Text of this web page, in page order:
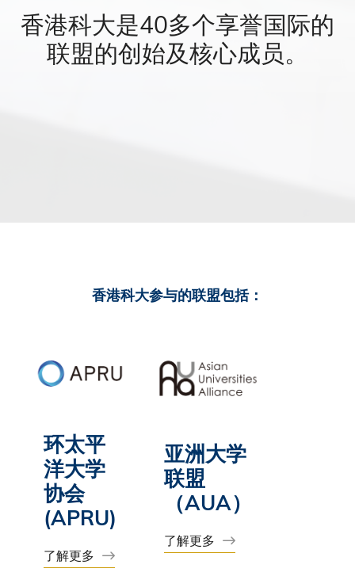
香港科大是40多个享誉国际的
联盟的创始及核心成员。
香港科大参与的联盟包括：
环太平
洋大学
协会
(APRU)
了解更多
亚洲大学
联盟
（AUA）
了解更多